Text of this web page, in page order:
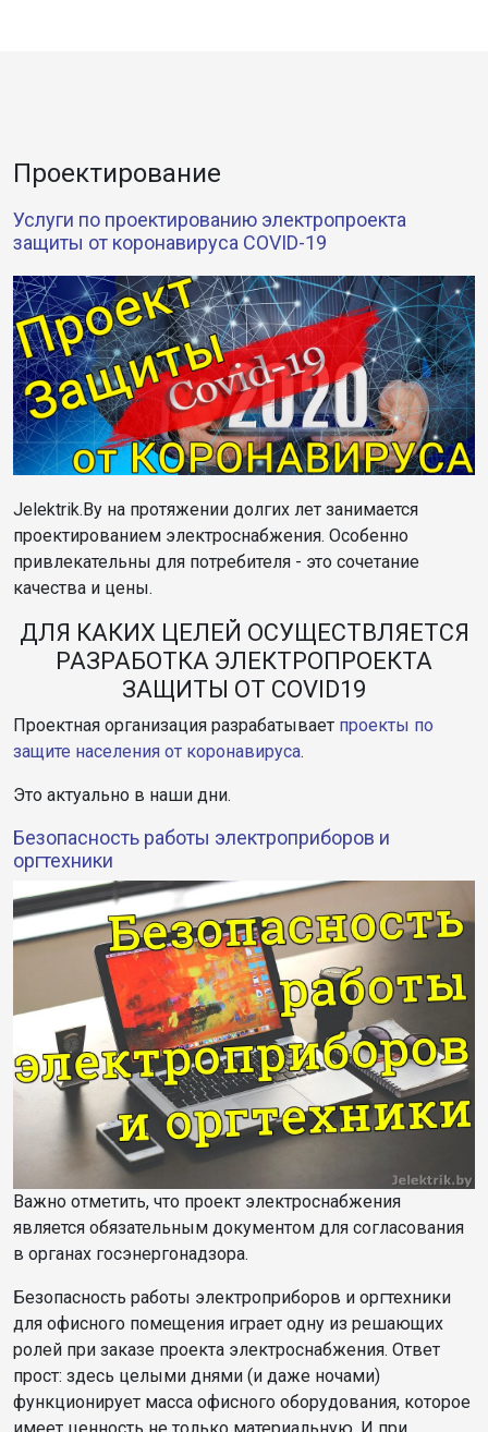
Проектирование
Услуги по проектированию электропроекта
защиты от коронавируса COVID-19
Jelektrik.By на протяжении долгих лет занимается
проектированием электроснабжения. Особенно
привлекательны для потребителя - это сочетание
качества и цены.
ДЛЯ КАКИХ ЦЕЛЕЙ ОСУЩЕСТВЛЯЕТСЯ
РАЗРАБОТКА ЭЛЕКТРОПРОЕКТА
ЗАЩИТЫ ОТ COVID19
Проектная организация разрабатывает проекты по
защите населения от коронавируса.
Это актуально в наши дни.
Безопасность работы электроприборов и
оргтехники
Важно отметить, что проект электроснабжения
является обязательным документом для согласования
в органах госэнергонадзора.
Безопасность работы электроприборов и оргтехники
для офисного помещения играет одну из решающих
ролей при заказе проекта электроснабжения. Ответ
прост: здесь целыми днями (и даже ночами)
функционирует масса офисного оборудования, которое